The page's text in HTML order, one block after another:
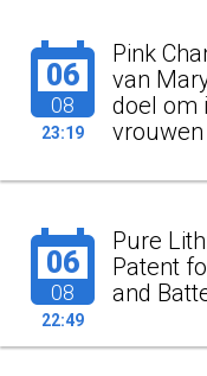
06
08
23:19
Pink
van
doel om
06
08
22:49
Pure
Patent
and